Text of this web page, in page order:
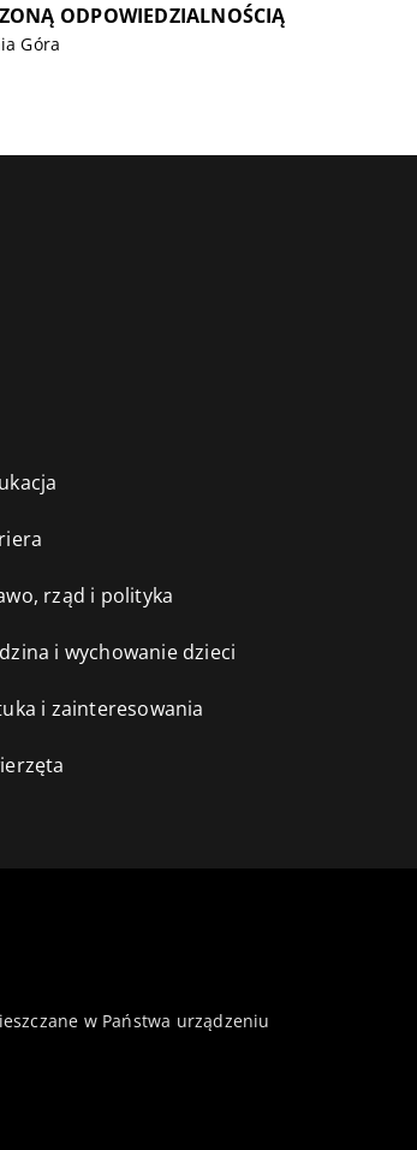
ODPOWIEDZIALNOŚCIĄ
Góra
rząd i polityka
i wychowanie dzieci
i zainteresowania
w Państwa urządzeniu